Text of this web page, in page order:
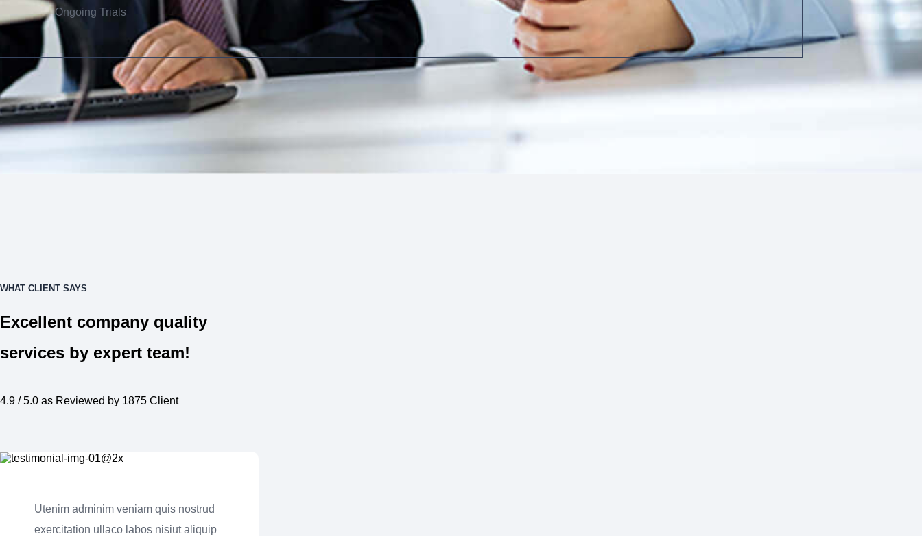
Ongoing Trials
WHAT CLIENT SAYS
Excellent company quality
services by expert team!
4.9 / 5.0 as Reviewed by 1875 Client
Utenim adminim veniam quis nostrud
exercitation ullaco labos nisiut aliquip